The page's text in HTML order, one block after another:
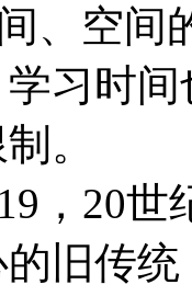
、空间
习时
。
20世
旧传